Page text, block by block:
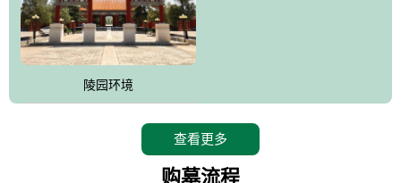
陵园环境
查看更多
购墓流程